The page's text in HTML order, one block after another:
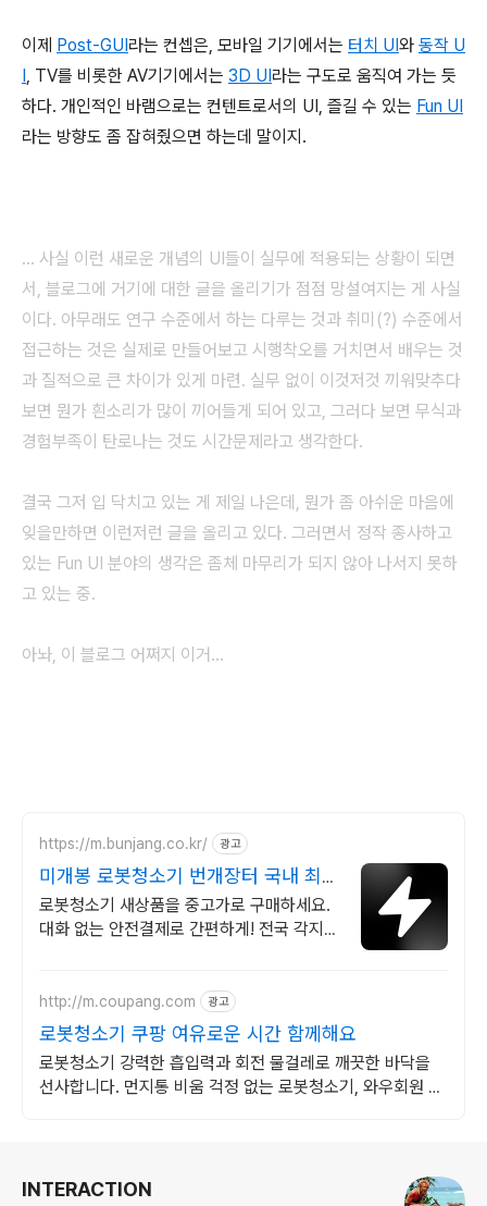
이제 Post-GUI라는 컨셉은, 모바일 기기에서는 터치 UI와 동작 U
I, TV를 비롯한 AV기기에서는 3D UI라는 구도로 움직여 가는 듯
하다. 개인적인 바램으로는 컨텐트로서의 UI, 즐길 수 있는 Fun UI
라는 방향도 좀 잡혀줬으면 하는데 말이지.
... 사실 이런 새로운 개념의 UI들이 실무에 적용되는 상황이 되면
서, 블로그에 거기에 대한 글을 올리기가 점점 망설여지는 게 사실
이다. 아무래도 연구 수준에서 하는 다루는 것과 취미(?) 수준에서
접근하는 것은 실제로 만들어보고 시행착오를 거치면서 배우는 것
과 질적으로 큰 차이가 있게 마련. 실무 없이 이것저것 끼워맞추다
보면 뭔가 흰소리가 많이 끼어들게 되어 있고, 그러다 보면 무식과
경험부족이 탄로나는 것도 시간문제라고 생각한다.
결국 그저 입 닥치고 있는 게 제일 나은데, 뭔가 좀 아쉬운 마음에
잊을만하면 이런저런 글을 올리고 있다. 그러면서 정작 종사하고
있는 Fun UI 분야의 생각은 좀체 마무리가 되지 않아 나서지 못하
고 있는 중.
아놔, 이 블로그 어쩌지 이거...
https://m.bunjang.co.kr/ 광고
미개봉 로봇청소기 번개장터 국내 최대
브랜드 중고거래
로봇청소기 새상품을 중고가로 구매하세요.
대화 없는 안전결제로 간편하게! 전국 각지에
http://m.coupang.com 광고
로봇청소기 쿠팡 여유로운 시간 함께해요
로봇청소기 강력한 흡입력과 회전 물걸레로 깨끗한 바닥을
선사합니다. 먼지통 비움 걱정 없는 로봇청소기, 와우회원 무
INTERACTION